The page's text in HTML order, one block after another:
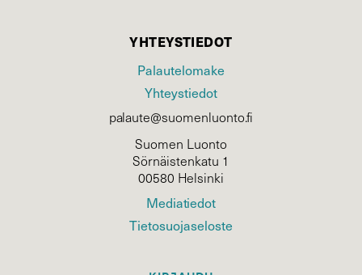
YHTEYSTIEDOT
Palautelomake
Yhteystiedot
palaute@suomenluonto.fi
Suomen Luonto
Sörnäistenkatu 1
00580 Helsinki
Mediatiedot
Tietosuojaseloste